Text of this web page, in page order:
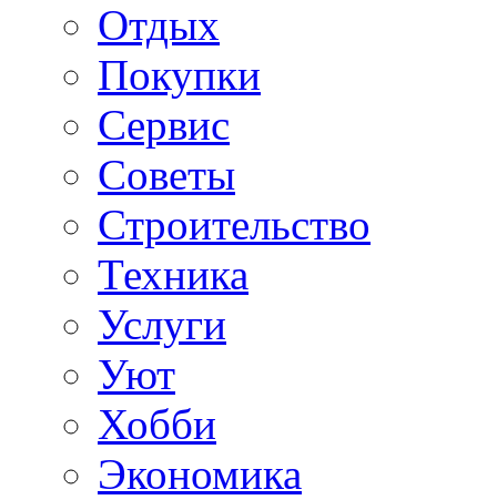
Отдых
Покупки
Сервис
Советы
Строительство
Техника
Услуги
Уют
Хобби
Экономика